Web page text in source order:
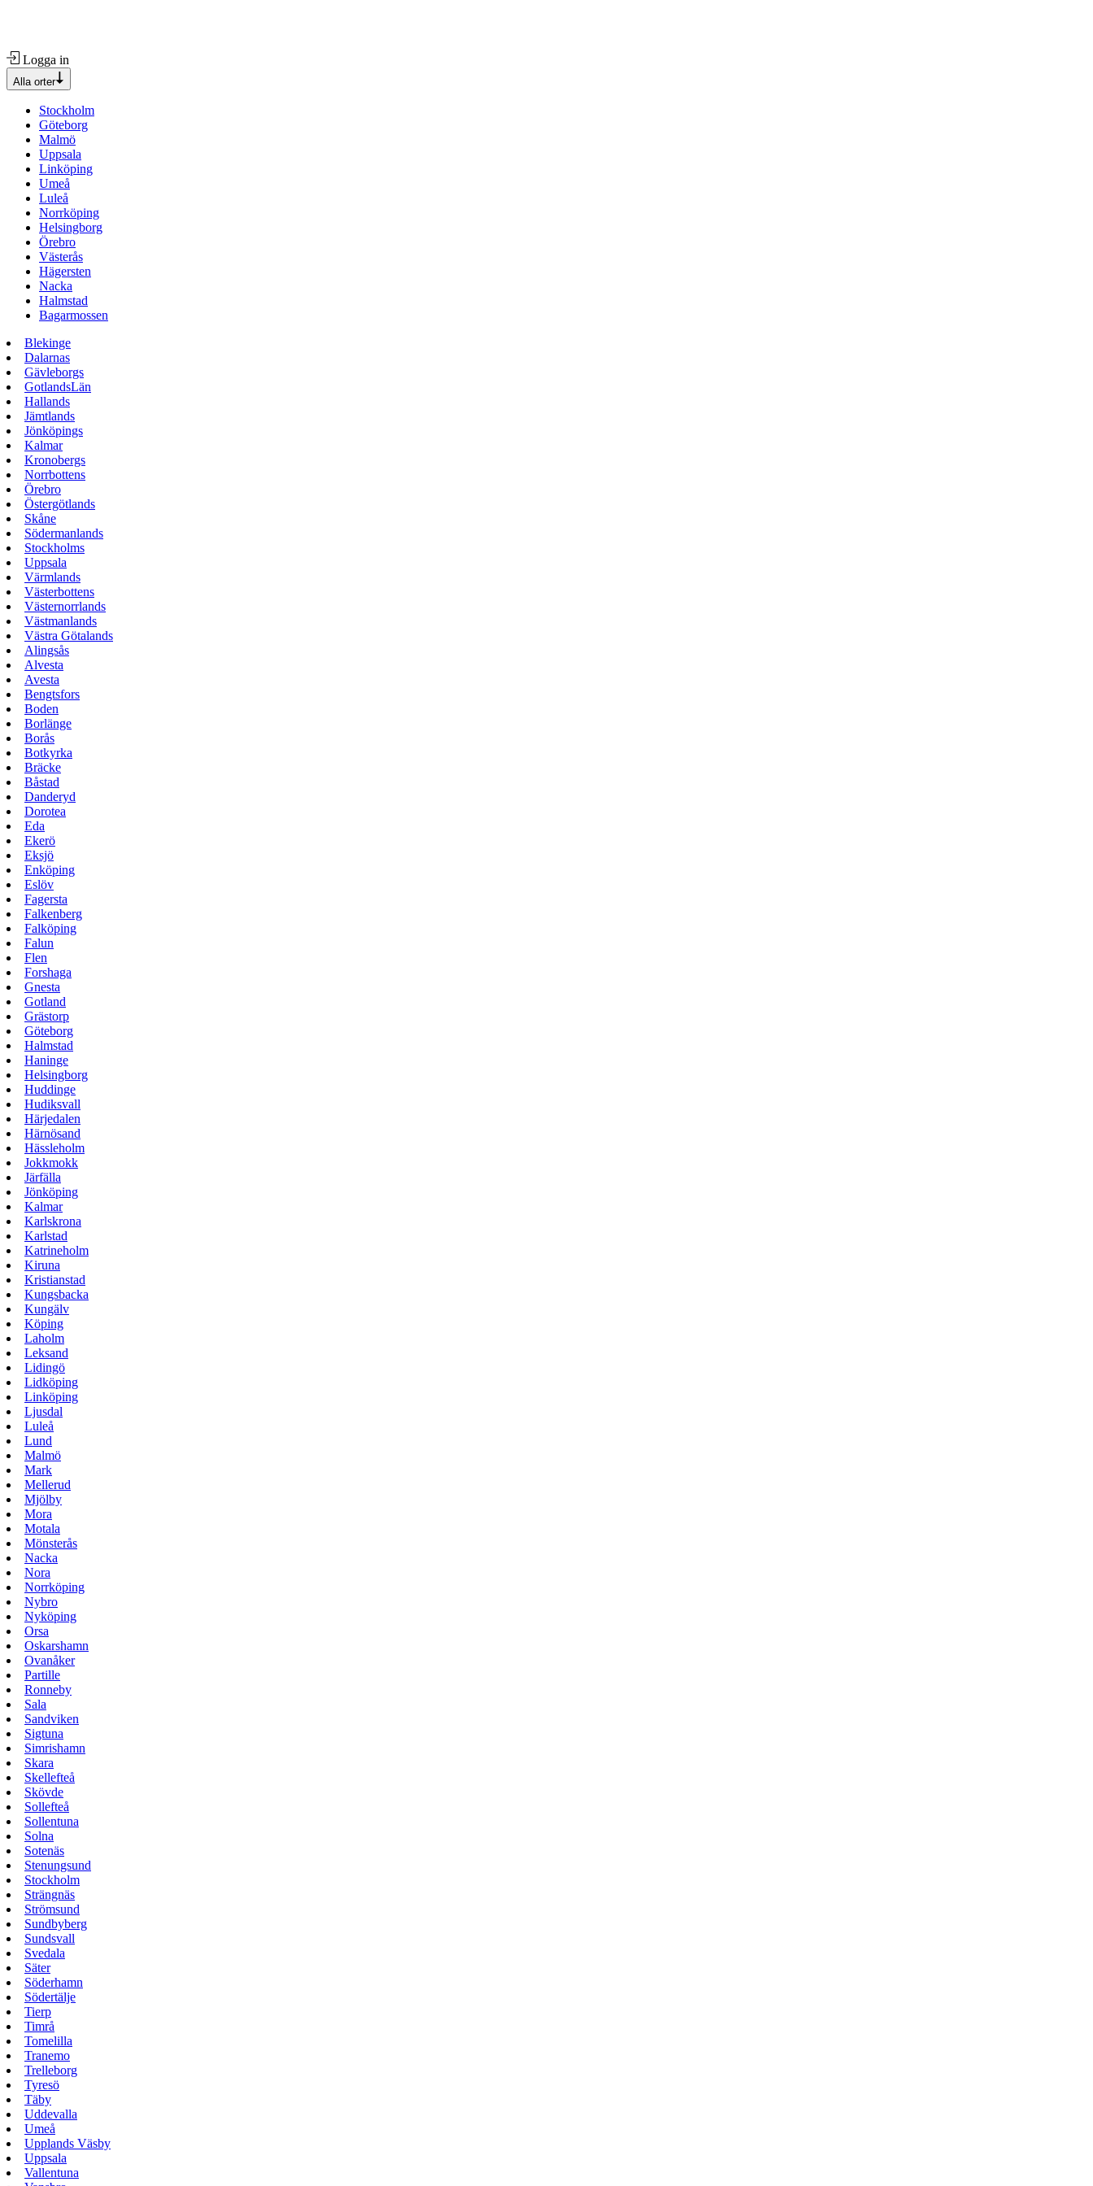
Logga in
Alla orter
Stockholm
Göteborg
Malmö
Uppsala
Linköping
Umeå
Luleå
Norrköping
Helsingborg
Örebro
Västerås
Hägersten
Nacka
Halmstad
Bagarmossen
Blekinge
Dalarnas
Gävleborgs
GotlandsLän
Hallands
Jämtlands
Jönköpings
Kalmar
Kronobergs
Norrbottens
Örebro
Östergötlands
Skåne
Södermanlands
Stockholms
Uppsala
Värmlands
Västerbottens
Västernorrlands
Västmanlands
Västra Götalands
Alingsås
Alvesta
Avesta
Bengtsfors
Boden
Borlänge
Borås
Botkyrka
Bräcke
Båstad
Danderyd
Dorotea
Eda
Ekerö
Eksjö
Enköping
Eslöv
Fagersta
Falkenberg
Falköping
Falun
Flen
Forshaga
Gnesta
Gotland
Grästorp
Göteborg
Halmstad
Haninge
Helsingborg
Huddinge
Hudiksvall
Härjedalen
Härnösand
Hässleholm
Jokkmokk
Järfälla
Jönköping
Kalmar
Karlskrona
Karlstad
Katrineholm
Kiruna
Kristianstad
Kungsbacka
Kungälv
Köping
Laholm
Leksand
Lidingö
Lidköping
Linköping
Ljusdal
Luleå
Lund
Malmö
Mark
Mellerud
Mjölby
Mora
Motala
Mönsterås
Nacka
Nora
Norrköping
Nybro
Nyköping
Orsa
Oskarshamn
Ovanåker
Partille
Ronneby
Sala
Sandviken
Sigtuna
Simrishamn
Skara
Skellefteå
Skövde
Sollefteå
Sollentuna
Solna
Sotenäs
Stenungsund
Stockholm
Strängnäs
Strömsund
Sundbyberg
Sundsvall
Svedala
Säter
Söderhamn
Södertälje
Tierp
Timrå
Tomelilla
Tranemo
Trelleborg
Tyresö
Täby
Uddevalla
Umeå
Upplands Väsby
Uppsala
Vallentuna